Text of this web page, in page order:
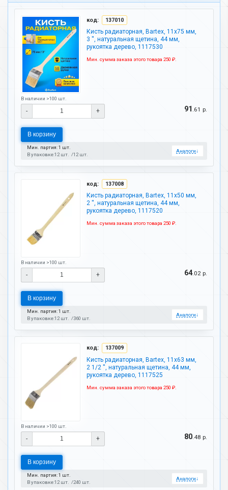
код: 137010
Кисть радиаторная, Bartex, 11х75 мм,
3 '', натуральная щетина, 44 мм,
рукоятка дерево, 1117530
Мин. сумма заказа этого товара 250 ₽.
В наличии >100 шт.
- + 91 .61 р.
В корзину
Мин. партия: 1 шт.
В упаковке:12 шт. 12 шт.
Аналоги↓
код: 137008
Кисть радиаторная, Bartex, 11х50 мм,
2 '', натуральная щетина, 44 мм,
рукоятка дерево, 1117520
Мин. сумма заказа этого товара 250 ₽.
В наличии >100 шт.
- + 64.02 р.
В корзину
Мин. партия: 1 шт.
В упаковке:12 шт. 360 шт.
Аналоги↓
код: 137009
Кисть радиаторная, Bartex, 11х63 мм,
2 1/2 '', натуральная щетина, 44 мм,
рукоятка дерево, 1117525
Мин. сумма заказа этого товара 250 ₽.
В наличии >100 шт.
- + 80.48 р.
В корзину
Мин. партия: 1 шт.
В упаковке:12 шт. 240 шт.
Аналоги↓